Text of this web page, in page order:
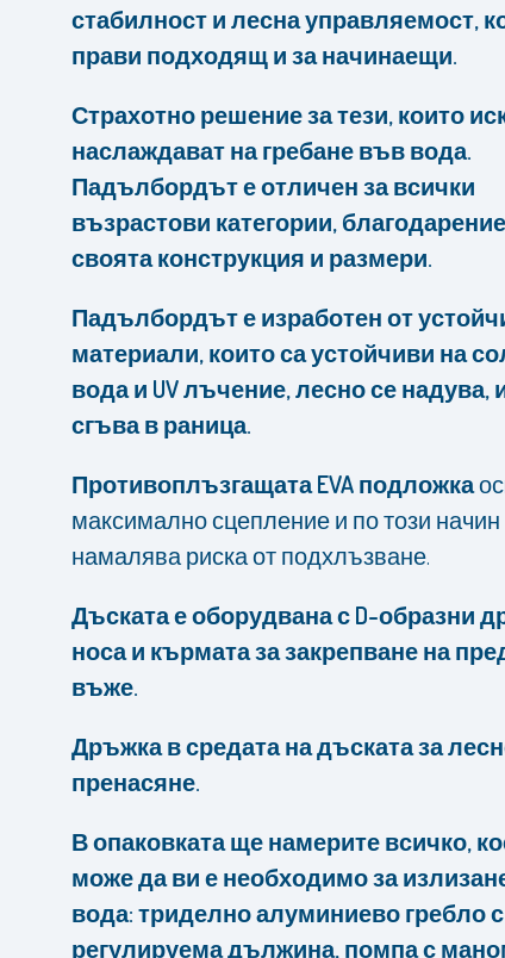
стабилност и лесна управляемост,
прави подходящ и за начинаещи.
Страхотно решение за тези, които
наслаждават на гребане във вода.
Падълбордът е отличен за всички
възрастови категории,
своята конструкция и размери.
Падълбордът е изработен от
материали, които са устойчиви на
вода и UV лъчение, лесно се надува,
сгъва в раница.
Противоплъзгащата EVA подложка
максимално сцепление и по този начин
намалява риска от подхлъзване.
Дъската е оборудвана с D-образни
носа и кърмата за закрепване на
въже.
Дръжка в средата на дъската за
пренасяне.
В опаковката ще намерите всичко,
може да ви е необходимо за
вода: триделно алуминиево гребло с
регулируема дължина, помпа с